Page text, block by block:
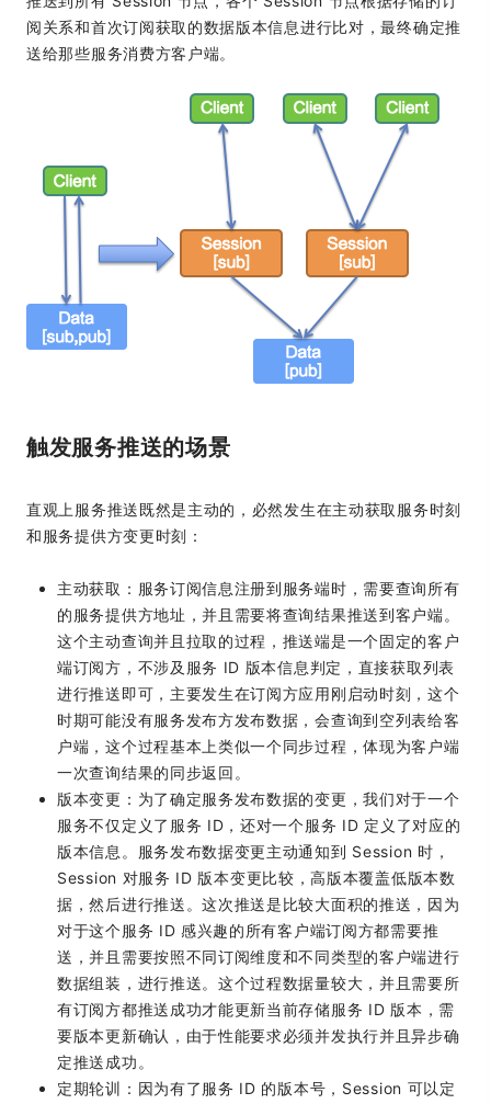
阅关系和首次订阅获取的数据版本信息进行比对，最终确定推
送给那些服务消费方客户端。
触发服务推送的场景
直观上服务推送既然是主动的，必然发生在主动获取服务时刻
和服务提供方变更时刻：
主动获取：服务订阅信息注册到服务端时，需要查询所有
的服务提供方地址，并且需要将查询结果推送到客户端。
这个主动查询并且拉取的过程，推送端是一个固定的客户
端订阅方，不涉及服务 ID 版本信息判定，直接获取列表
进行推送即可，主要发生在订阅方应用刚启动时刻，这个
时期可能没有服务发布方发布数据，会查询到空列表给客
户端，这个过程基本上类似一个同步过程，体现为客户端
一次查询结果的同步返回。
版本变更：为了确定服务发布数据的变更，我们对于一个
服务不仅定义了服务 ID，还对一个服务 ID 定义了对应的
版本信息。服务发布数据变更主动通知到 Session 时，
Session 对服务 ID 版本变更比较，高版本覆盖低版本数
据，然后进行推送。这次推送是比较大面积的推送，因为
对于这个服务 ID 感兴趣的所有客户端订阅方都需要推
送，并且需要按照不同订阅维度和不同类型的客户端进行
数据组装，进行推送。这个过程数据量较大，并且需要所
有订阅方都推送成功才能更新当前存储服务 ID 版本，需
要版本更新确认，由于性能要求必须并发执行并且异步确
定推送成功。
定期轮训：因为有了服务 ID 的版本号，Session 可以定